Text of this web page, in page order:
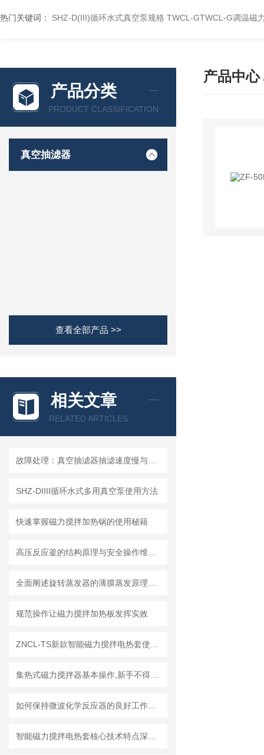
热门关键词： SHZ-D(III)循环水式真空泵规格 TWCL-GTWCL-G调温磁
产品分类
PRODUCT CLASSIFICATION
真空抽滤器
查看全部产品 >>
相关文章
RELATED ARTICLES
SHZ-DIIII循环水式多用真空泵使用方法
快速掌握磁力搅拌加热锅的使用秘籍
规范操作让磁力搅拌加热板发挥实效
产品中心